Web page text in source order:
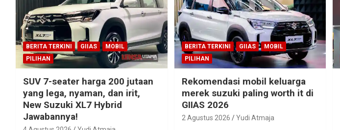
BERITA TERKINI GIIAS
MOBIL
PILIHAN
SUV 7-seater harga 200 jutaan
yang lega, nyaman, dan irit,
New Suzuki XL7 Hybrid
Jawabannya!
BERITA TERKINI GIIAS
MOBIL
PILIHAN
Rekomendasi mobil keluarga
merek suzuki paling worth it di
GIIAS 2026
2 Agustus 2026 Yudi Atmaja